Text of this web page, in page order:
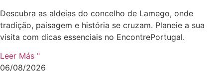
Descubra as aldeias do concelho de Lamego, onde
tradição, paisagem e história se cruzam. Planeie a sua
visita com dicas essenciais no EncontrePortugal.
Leer Más "
06/08/2026